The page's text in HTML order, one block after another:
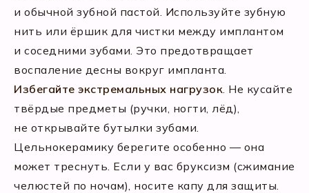
и обычной зубной пастой. Используйте зубную
нить или ёршик для чистки между имплантом
и соседними зубами. Это предотвращает
воспаление десны вокруг импланта.
Избегайте экстремальных нагрузок. Не кусайте
твёрдые предметы (ручки, ногти, лёд),
не открывайте бутылки зубами.
Цельнокерамику берегите особенно — она
может треснуть. Если у вас бруксизм (сжимание
челюстей по ночам), носите капу для защиты.